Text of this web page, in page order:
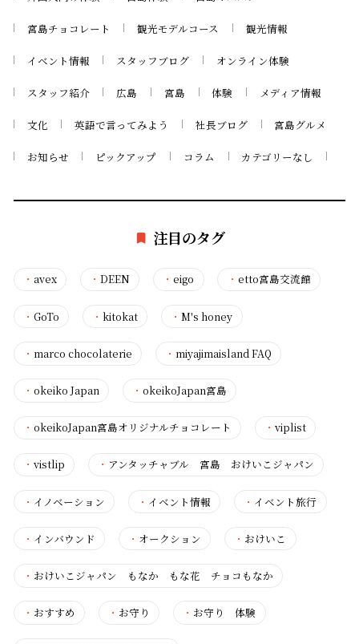
宮島チョコレート 観光モデルコース 観光情報
イベント情報 スタッフブログ オンライン体験
スタッフ紹介 広島 宮島 体験 メディア情報
文化 英語で言ってみよう 社長ブログ 宮島グルメ
お知らせ ピックアップ コラム カテゴリーなし
注目のタグ
・ avex ・DEEN ・eigo ・ etto宮島交流館
・ GoTo ・kitokat ・M's honey
・ marco chocolaterie ・miyajimaisland FAQ
・ okeiko Japan ・okeikoJapan宮島
・ okeikoJapan宮島オリジナルチョコレート ・viplist
・ vistlip ・ アンタッチャブル 宮島 おけいこジャパン
・ イノベーション ・ イベント情報 ・ イベント旅行
・ インバウンド ・ オークション ・ おけいこ
・ おけいこジャパン もなか もな花 チョコもなか
・ おすすめ ・ お守り ・ お守り 体験